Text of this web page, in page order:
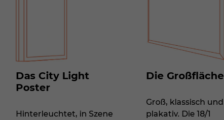
Das City Light
Poster
Hinterleuchtet, in Szene
Die Großfläche
Groß, klassisch und
plakativ. Die 18/1